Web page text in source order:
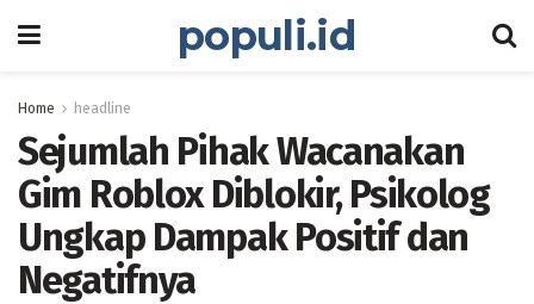
populi.id
Home headline
Sejumlah Pihak Wacanakan
Gim Roblox Diblokir, Psikolog
Ungkap Dampak Positif dan
Negatifnya